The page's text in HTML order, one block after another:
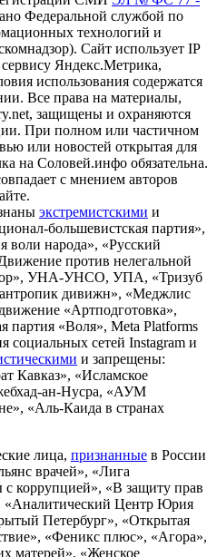
Федеральной службой по
технологий и
Сайт использует IP
Яндекс.Метрика,
использования содержатся
Все права на материалы,
защищены и охраняются
При полном или частичном
или новостей открытая для
на Соловей.инфо обязательна.
с мнением авторов
экстремистскими и
большевистская партия»,
народа», «Русский
против нелегальной
УНА-УНСО, УПА, «Тризуб
дивижн», «Меджлис
«Артподготовка»,
партия «Воля», Meta Platforms
социальных сетей Instagram и
и запрещены:
Кавказ», «Исламское
ан-Нусра, «АУМ
«Аль-Каида в странах
лица, признанные в России
врачей», «Лига
коррупцией», «В защиту прав
Центр Юрия
Петербург», «Открытая
«Феникс плюс», «Агора»,
матерей», «Женское